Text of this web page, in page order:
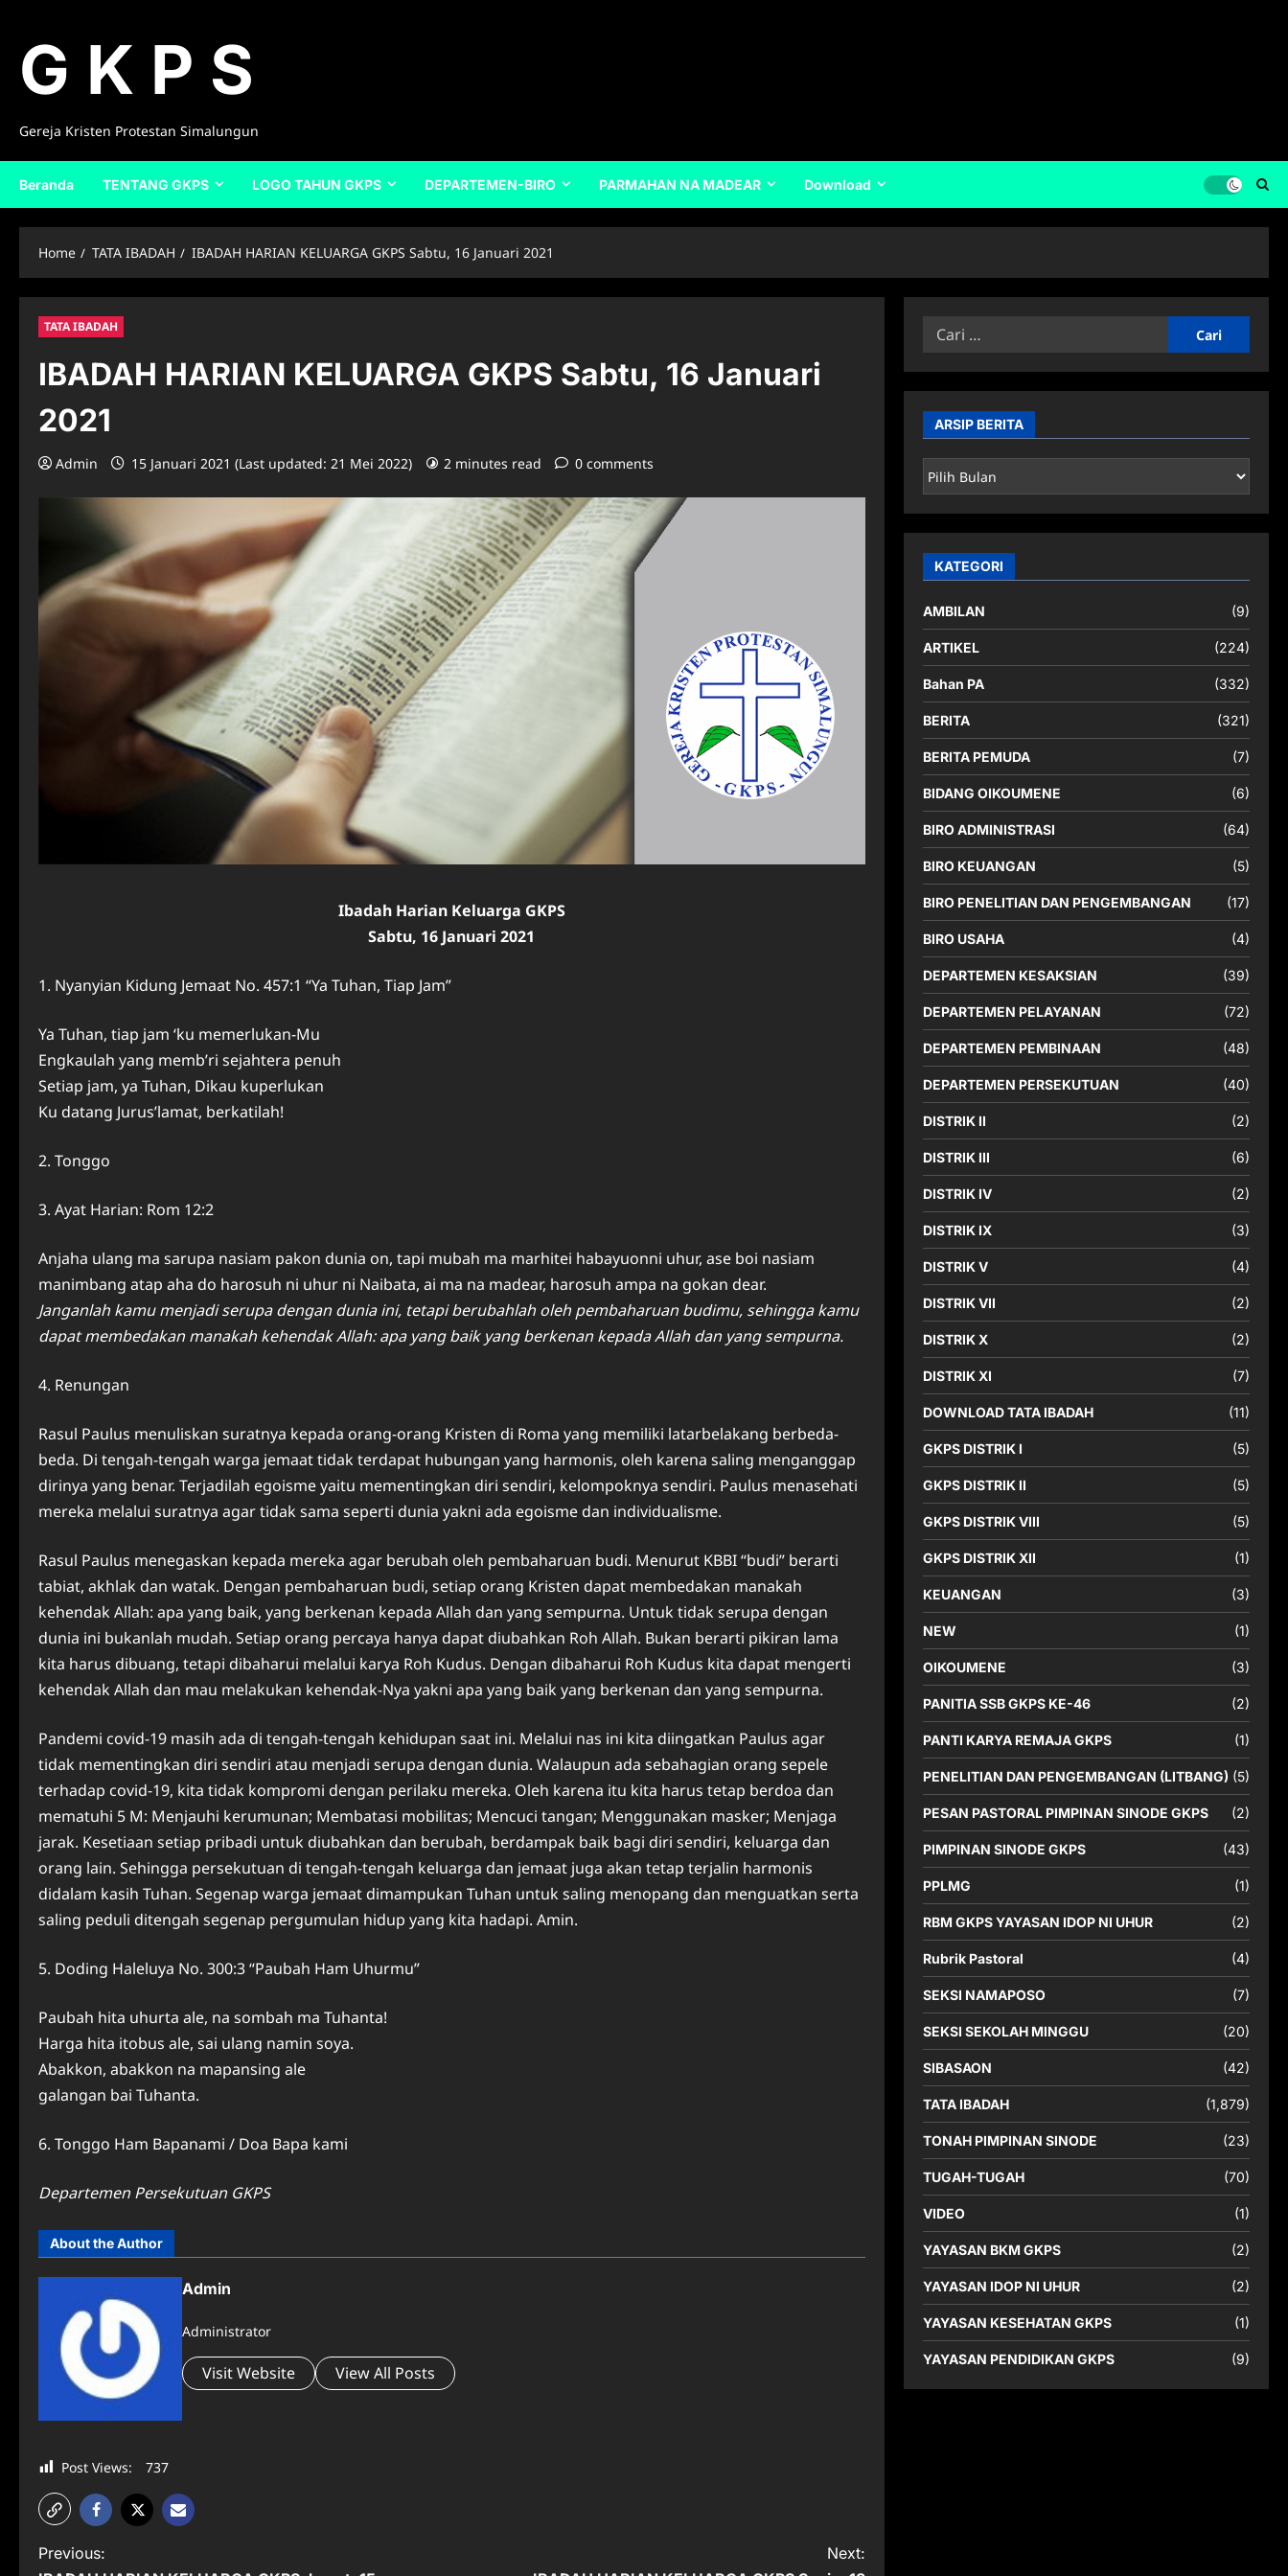
contentG K P S
Gereja Kristen Protestan Simalungun
Beranda TENTANG GKPS LOGO TAHUN GKPS DEPARTEMEN-BIRO PARMAHAN NA MADEAR Download
Home TATA IBADAH IBADAH HARIAN KELUARGA GKPS Sabtu, 16 Januari 2021
TATA IBADAH
IBADAH HARIAN KELUARGA GKPS Sabtu, 16 Januari
2021
Admin 15 Januari 2021 (Last updated: 21 Mei 2022) 2 minutes read 0 comments
Ibadah Harian Keluarga GKPS
Sabtu, 16 Januari 2021
1. Nyanyian Kidung Jemaat No. 457:1 “Ya Tuhan, Tiap Jam”
Ya Tuhan, tiap jam ‘ku memerlukan-Mu
Engkaulah yang memb’ri sejahtera penuh
Setiap jam, ya Tuhan, Dikau kuperlukan
Ku datang Jurus’lamat, berkatilah!
2. Tonggo
3. Ayat Harian: Rom 12:2
Anjaha ulang ma sarupa nasiam pakon dunia on, tapi mubah ma marhitei habayuonni uhur, ase boi nasiam
manimbang atap aha do harosuh ni uhur ni Naibata, ai ma na madear, harosuh ampa na gokan dear.
Janganlah kamu menjadi serupa dengan dunia ini, tetapi berubahlah oleh pembaharuan budimu, sehingga kamu
dapat membedakan manakah kehendak Allah: apa yang baik yang berkenan kepada Allah dan yang sempurna.
4. Renungan
Rasul Paulus menuliskan suratnya kepada orang-orang Kristen di Roma yang memiliki latarbelakang berbeda-
beda. Di tengah-tengah warga jemaat tidak terdapat hubungan yang harmonis, oleh karena saling menganggap
dirinya yang benar. Terjadilah egoisme yaitu mementingkan diri sendiri, kelompoknya sendiri. Paulus menasehati
mereka melalui suratnya agar tidak sama seperti dunia yakni ada egoisme dan individualisme.
Rasul Paulus menegaskan kepada mereka agar berubah oleh pembaharuan budi. Menurut KBBI “budi” berarti
tabiat, akhlak dan watak. Dengan pembaharuan budi, setiap orang Kristen dapat membedakan manakah
kehendak Allah: apa yang baik, yang berkenan kepada Allah dan yang sempurna. Untuk tidak serupa dengan
dunia ini bukanlah mudah. Setiap orang percaya hanya dapat diubahkan Roh Allah. Bukan berarti pikiran lama
kita harus dibuang, tetapi dibaharui melalui karya Roh Kudus. Dengan dibaharui Roh Kudus kita dapat mengerti
kehendak Allah dan mau melakukan kehendak-Nya yakni apa yang baik yang berkenan dan yang sempurna.
Pandemi covid-19 masih ada di tengah-tengah kehidupan saat ini. Melalui nas ini kita diingatkan Paulus agar
tidak mementingkan diri sendiri atau menjadi serupa dengan dunia. Walaupun ada sebahagian orang sepele
terhadap covid-19, kita tidak kompromi dengan perilaku mereka. Oleh karena itu kita harus tetap berdoa dan
mematuhi 5 M: Menjauhi kerumunan; Membatasi mobilitas; Mencuci tangan; Menggunakan masker; Menjaga
jarak. Kesetiaan setiap pribadi untuk diubahkan dan berubah, berdampak baik bagi diri sendiri, keluarga dan
orang lain. Sehingga persekutuan di tengah-tengah keluarga dan jemaat juga akan tetap terjalin harmonis
didalam kasih Tuhan. Segenap warga jemaat dimampukan Tuhan untuk saling menopang dan menguatkan serta
saling peduli ditengah segenap pergumulan hidup yang kita hadapi. Amin.
5. Doding Haleluya No. 300:3 “Paubah Ham Uhurmu”
Paubah hita uhurta ale, na sombah ma Tuhanta!
Harga hita itobus ale, sai ulang namin soya.
Abakkon, abakkon na mapansing ale
galangan bai Tuhanta.
6. Tonggo Ham Bapanami / Doa Bapa kami
Departemen Persekutuan GKPS
About the Author
Admin
Administrator
Visit Website View All Posts
Post Views: 737
P
Previous:
Next:
Cari
ARSIP BERITA
ARSIP
BERITA
KATEGORI
AMBILAN (9)
ARTIKEL (224)
Bahan PA (332)
BERITA (321)
BERITA PEMUDA (7)
BIDANG OIKOUMENE (6)
BIRO ADMINISTRASI (64)
BIRO KEUANGAN (5)
BIRO PENELITIAN DAN PENGEMBANGAN (17)
BIRO USAHA (4)
DEPARTEMEN KESAKSIAN (39)
DEPARTEMEN PELAYANAN (72)
DEPARTEMEN PEMBINAAN (48)
DEPARTEMEN PERSEKUTUAN (40)
DISTRIK II (2)
DISTRIK III (6)
DISTRIK IV (2)
DISTRIK IX (3)
DISTRIK V (4)
DISTRIK VII (2)
DISTRIK X (2)
DISTRIK XI (7)
DOWNLOAD TATA IBADAH (11)
GKPS DISTRIK I (5)
GKPS DISTRIK II (5)
GKPS DISTRIK VIII (5)
GKPS DISTRIK XII (1)
KEUANGAN (3)
NEW (1)
OIKOUMENE (3)
PANITIA SSB GKPS KE-46 (2)
PANTI KARYA REMAJA GKPS (1)
PENELITIAN DAN PENGEMBANGAN (LITBANG) (5)
PESAN PASTORAL PIMPINAN SINODE GKPS (2)
PIMPINAN SINODE GKPS (43)
PPLMG (1)
RBM GKPS YAYASAN IDOP NI UHUR (2)
Rubrik Pastoral (4)
SEKSI NAMAPOSO (7)
SEKSI SEKOLAH MINGGU (20)
SIBASAON (42)
TATA IBADAH (1,879)
TONAH PIMPINAN SINODE (23)
TUGAH-TUGAH (70)
VIDEO (1)
YAYASAN BKM GKPS (2)
YAYASAN IDOP NI UHUR (2)
YAYASAN KESEHATAN GKPS (1)
YAYASAN PENDIDIKAN GKPS (9)